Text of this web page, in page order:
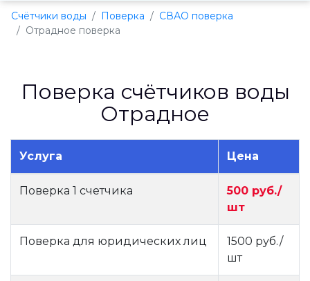
Счётчики воды Поверка
СВАО поверка
Отрадное поверка
Поверка счётчиков воды
Отрадное
Услуга Цена
Поверка 1 счетчика
500 руб./
шт
Поверка для юридических лиц
1500 руб./
шт